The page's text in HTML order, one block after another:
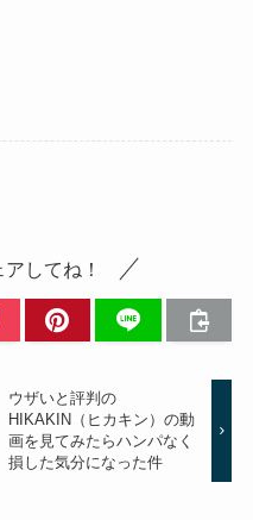
してね！
ウザいと評判の
HIKAKIN（ヒカキン）の動
画を見てみたらハンパなく
損した気分になった件